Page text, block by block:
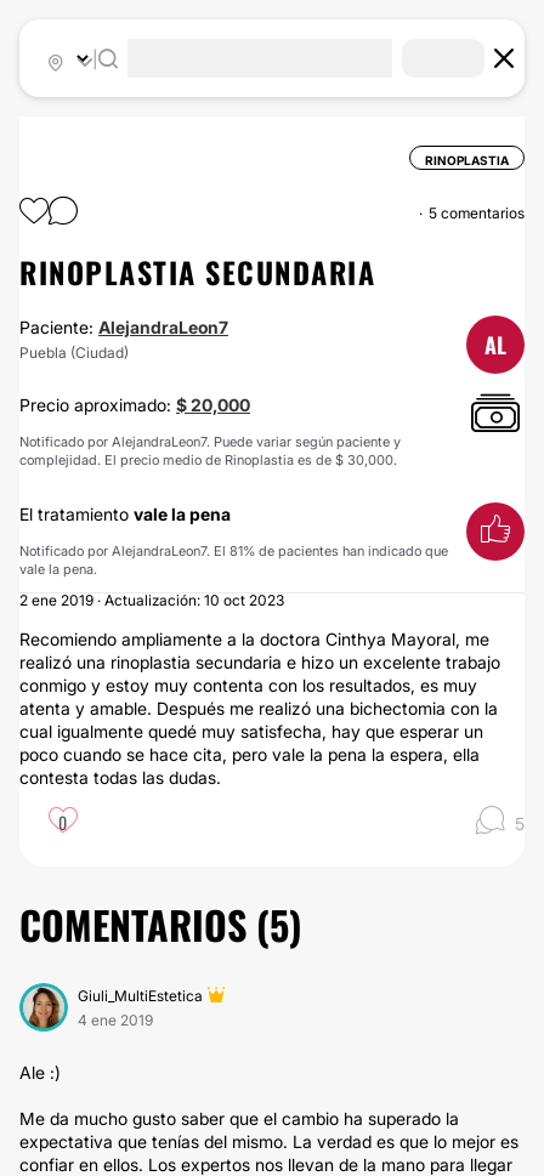
RINOPLASTIA
5 comentarios
RINOPLASTIA SECUNDARIA
Paciente: AlejandraLeon7
Puebla (Ciudad) AL
Precio aproximado: $ 20,000
Notificado por AlejandraLeon7. Puede variar según paciente y
complejidad. El precio medio de Rinoplastia es de $ 30,000.
El tratamiento vale la pena
Notificado por AlejandraLeon7. El 81% de pacientes han indicado que
vale la pena.
2 ene 2019 · Actualización: 10 oct 2023
Recomiendo ampliamente a la doctora Cinthya Mayoral, me
realizó una rinoplastia secundaria e hizo un excelente trabajo
conmigo y estoy muy contenta con los resultados, es muy
atenta y amable. Después me realizó una bichectomia con la
cual igualmente quedé muy satisfecha, hay que esperar un
poco cuando se hace cita, pero vale la pena la espera, ella
contesta todas las dudas.
0 5
COMENTARIOS (5)
Giuli_MultiEstetica
4 ene 2019
Ale :)
Me da mucho gusto saber que el cambio ha superado la
expectativa que tenías del mismo. La verdad es que lo mejor es
confiar en ellos. Los expertos nos llevan de la mano para llegar